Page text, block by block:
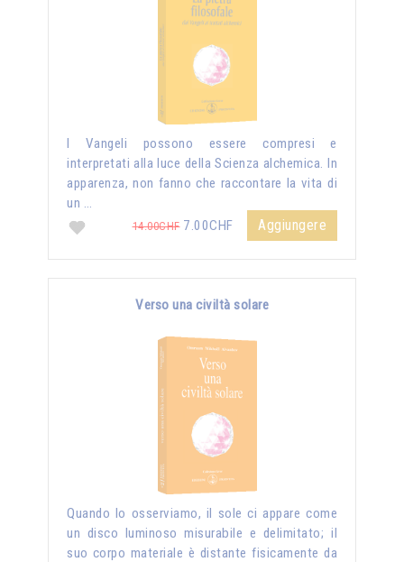
I Vangeli possono essere compresi e
interpretati alla luce della Scienza alchemica. In
apparenza, non fanno che raccontare la vita di
un …
14.00CHF7.00CHF Aggiungere
Verso una civiltà solare
Quando lo osserviamo, il sole ci appare come
un disco luminoso misurabile e delimitato; il
suo corpo materiale è distante fisicamente da